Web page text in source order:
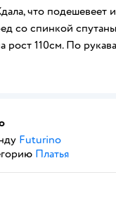
что
со спинкой
рост 110см. По
Futurino
Платья